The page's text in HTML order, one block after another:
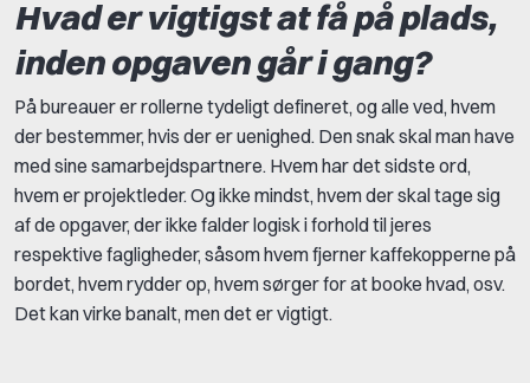
Hvad er vigtigst at få på plads,
inden opgaven går i gang?
På bureauer er rollerne tydeligt defineret, og alle ved, hvem
der bestemmer, hvis der er uenighed. Den snak skal man have
med sine samarbejdspartnere. Hvem har det sidste ord,
hvem er projektleder. Og ikke mindst, hvem der skal tage sig
af de opgaver, der ikke falder logisk i forhold til jeres
respektive fagligheder, såsom hvem fjerner kaffekopperne på
bordet, hvem rydder op, hvem sørger for at booke hvad, osv.
Det kan virke banalt, men det er vigtigt.